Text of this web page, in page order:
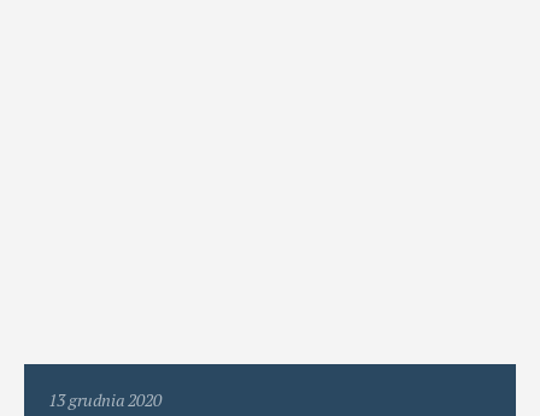
13 grudnia 2020